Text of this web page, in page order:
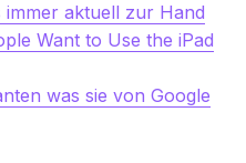
immer aktuell zur Hand
Want to Use the iPad
was sie von Google